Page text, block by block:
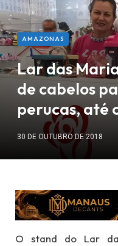
AMAZONAS
Lar das
de cabelos
perucas, até
30 DE OUTUBRO DE 2018
O stand do Lar